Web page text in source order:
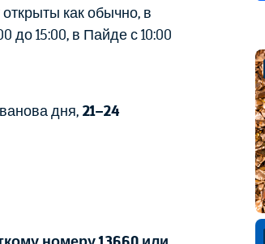
как обычно, в
до 15:00, в Пайде с 10:00
дня, 21–24